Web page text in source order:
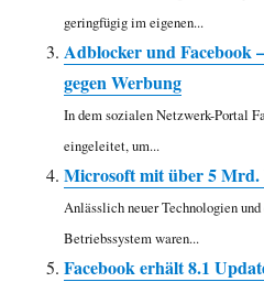
geringfügig im eigenen...
Adblocker und Facebook
gegen Werbung
In dem sozialen Netzwerk-Portal
eingeleitet, um...
Microsoft mit über 5
Anlässlich neuer Technologien
Betriebssystem waren...
Facebook erhält 8.1